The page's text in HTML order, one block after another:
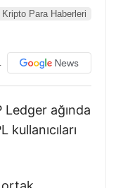
Kripto Para Haberleri
Ledger ağında